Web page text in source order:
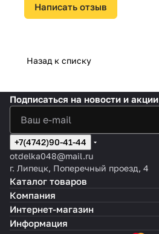
Написать отзыв
Назад к списку
Подписаться на новости и акции
+7(4742)90-41-44
otdelka048@mail.ru
г. Липецк, Поперечный проезд, 4
Каталог товаров
Компания
Интернет-магазин
Информация